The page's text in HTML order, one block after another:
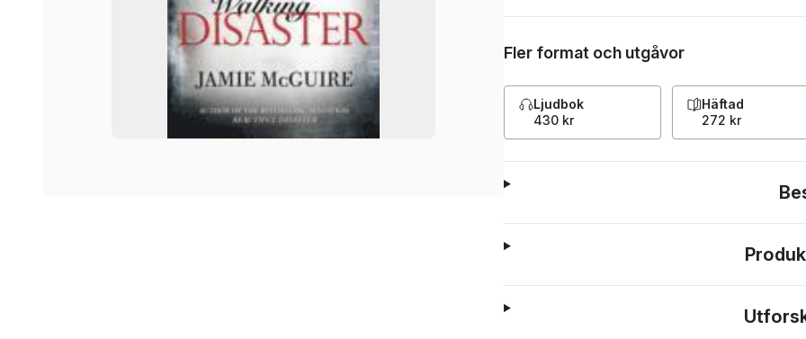
Fler format och utgåvor
Ljudbok
430 kr
Häftad
272 kr